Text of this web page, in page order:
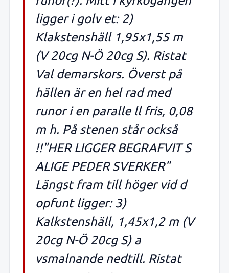
ligger i golv et: 2)
Klakstenshäll 1,95x1,55 m
(V 20cg N-Ö 20cg S). Ristat
Val demarskors. Överst på
hällen är en hel rad med
runor i en paralle ll fris, 0,08
m h. På stenen står också
!!"HER LIGGER BEGRAFVIT S
ALIGE PEDER SVERKER"
Längst fram till höger vid d
opfunt ligger: 3)
Kalkstenshäll, 1,45x1,2 m (V
20cg N-Ö 20cg S) a
vsmalnande nedtill. Ristat